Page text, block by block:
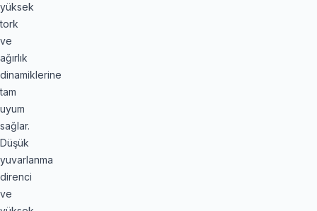
yüksek
tork
ve
ağırlık
dinamiklerine
tam
uyum
sağlar.
Düşük
yuvarlanma
direnci
ve